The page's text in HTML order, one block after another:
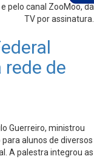
e pelo canal ZooMoo, da
TV por assinatura.
de
Guerreiro, ministrou
alunos de diversos
A palestra integrou as